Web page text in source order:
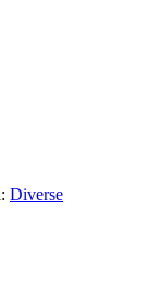
Diverse